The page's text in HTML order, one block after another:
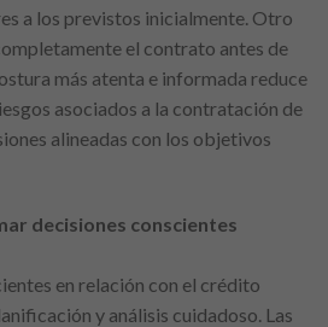
a los previstos inicialmente. Otro
el contrato antes de
más atenta e informada reduce
asociados a la contratación de
alineadas con los objetivos
decisiones conscientes
en relación con el crédito
y análisis cuidadoso. Las